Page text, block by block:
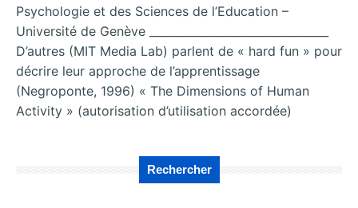
Psychologie et des Sciences de l’Education –
Université de Genève ________________________________
D’autres (MIT Media Lab) parlent de « hard fun » pour
décrire leur approche de l’apprentissage
(Negroponte, 1996) « The Dimensions of Human
Activity » (autorisation d’utilisation accordée)
Rechercher